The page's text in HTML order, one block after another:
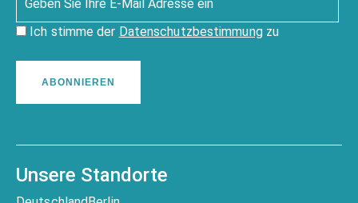
Ich stimme der Datenschutzbestimmungzu
ABONNIEREN
Unsere Standorte